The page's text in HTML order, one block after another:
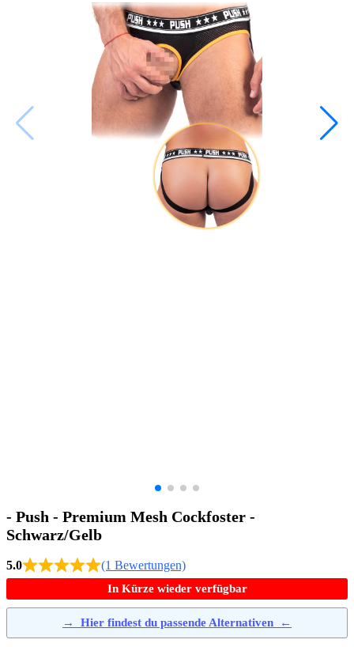
- Push - Premium Mesh Cockfoster -
Schwarz/Gelb
5.0 (1 Bewertungen)
In Kürze wieder verfügbar
→ Hier findest du passende Alternativen ←